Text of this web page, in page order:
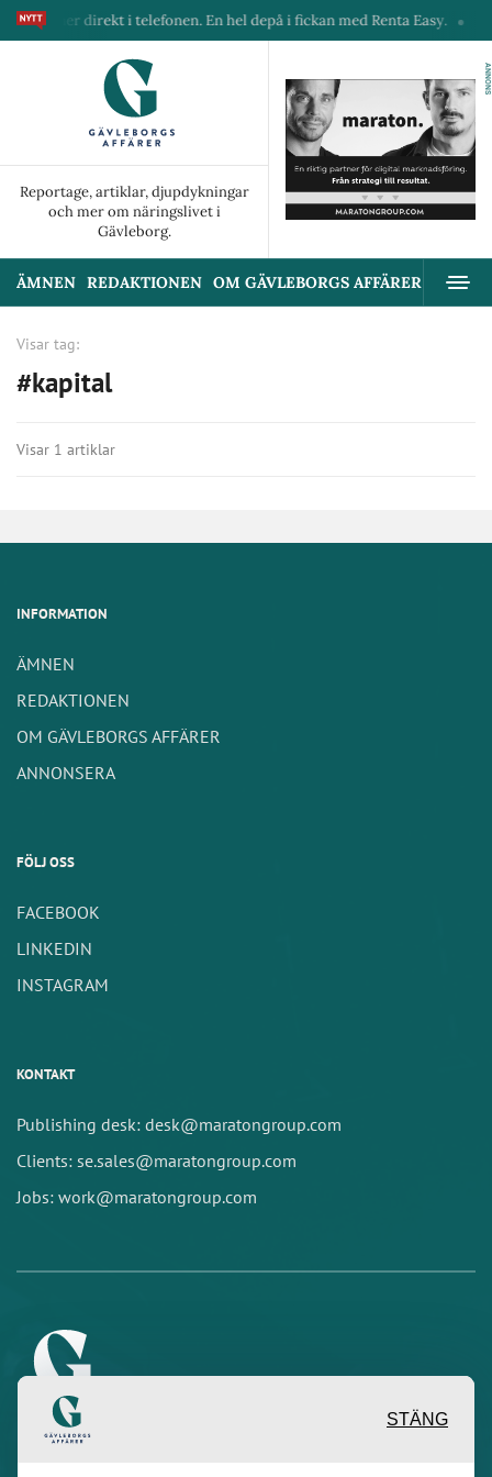
direkt i telefonen. En hel depå i fickan med Renta Easy.
Reportage, artiklar, djupdykningar
och mer om näringslivet i
Gävleborg.
ANNONS
ÄMNEN REDAKTIONEN OM GÄVLEBORGS AFFÄRER
Visar tag:
#kapital
Visar 1 artiklar
INFORMATION
ÄMNEN
REDAKTIONEN
OM GÄVLEBORGS AFFÄRER
ANNONSERA
FÖLJ OSS
FACEBOOK
LINKEDIN
INSTAGRAM
KONTAKT
Publishing desk: desk@maratongroup.com
Clients: se.sales@maratongroup.com
Jobs: work@maratongroup.com
STÄNG